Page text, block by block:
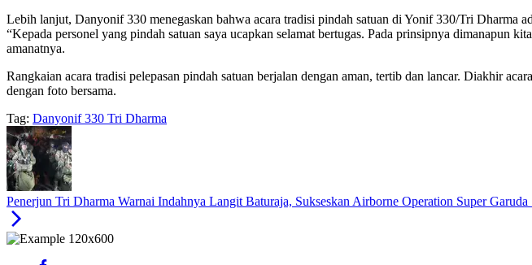
Lebih lanjut, Danyonif 330 menegaskan bahwa acara tradisi pindah satuan di Yonif 330/Tri Dharma
“Kepada personel yang pindah satuan saya ucapkan selamat bertugas. Pada prinsipnya dimanapun
amanatnya.
Rangkaian acara tradisi pelepasan pindah satuan berjalan dengan aman, tertib dan lancar. Diakhir
dengan foto bersama.
Tag: Danyonif 330 Tri Dharma
Penerjun Tri Dharma Warnai Indahnya Langit Baturaja, Sukseskan Airborne Operation Super